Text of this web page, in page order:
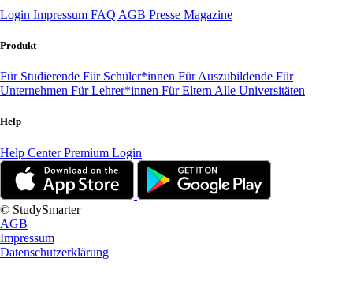
Login Impressum FAQ AGB Presse Magazine
Produkt
Für Studierende Für Schüler*innen Für Auszubildende Für
Unternehmen Für Lehrer*innen Für Eltern Alle Universitäten
Help
Help CenterPremium Login
© StudySmarter
AGB
Impressum
Datenschutzerklärung